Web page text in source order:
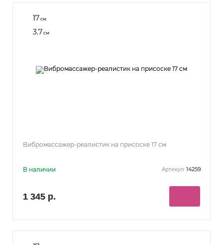
17см
3.7см
Вибромассажер-реалистик на присоске 17 см
В наличии Артикул: 14259
1 345 р.